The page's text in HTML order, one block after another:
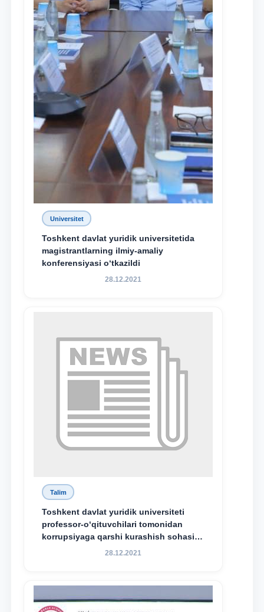
Universitet
Toshkent davlat yuridik universitetida
magistrantlarning ilmiy-amaliy
konferensiyasi o‘tkazildi
28.12.2021
Talim
Toshkent davlat yuridik universiteti
professor-o‘qituvchilari tomonidan
korrupsiyaga qarshi kurashish sohasida
amalga oshirilayotgan islohotlar hamda
maqsadida xorijiy va mahalliy ilmiy
nashrlarda chop etilgan maqolalar
28.12.2021